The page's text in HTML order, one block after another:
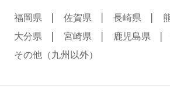
福岡県 佐賀県 長崎県
大分県
宮崎県 鹿児島県
その他（九州以外）